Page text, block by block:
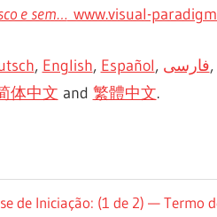
e sem… www.visual-
, English, Español, فارسی,
体中文 and 繁體中文.
de Iniciação: (1 de 2) — Termo